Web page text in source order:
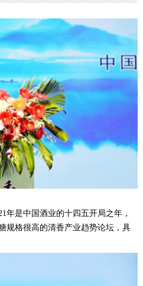
年是中国酒业的十四五开局之年，
规格很高的清香产业趋势论坛，具